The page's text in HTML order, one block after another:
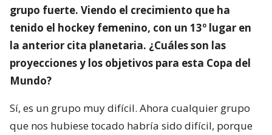
grupo fuerte. Viendo el crecimiento que ha
tenido el hockey femenino, con un 13º lugar en
la anterior cita planetaria. ¿Cuáles son las
proyecciones y los objetivos para esta Copa del
Mundo?
Sí, es un grupo muy difícil. Ahora cualquier grupo
que nos hubiese tocado habría sido difícil, porque